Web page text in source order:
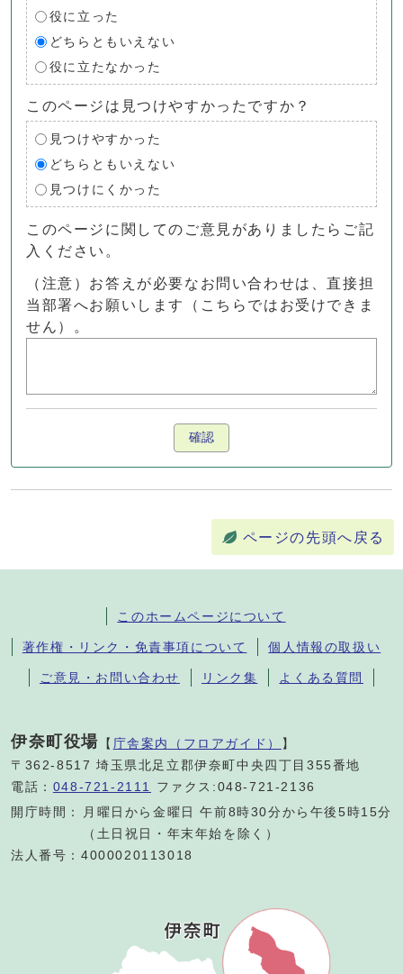
役に立った
どちらともいえない
役に立たなかった
このページは見つけやすかったですか？
見つけやすかった
どちらともいえない
見つけにくかった
このページに関してのご意見がありましたらご記
入ください。
（注意）お答えが必要なお問い合わせは、直接担
当部署へお願いします（こちらではお受けできま
せん）。
確認
ページの先頭へ戻る
このホームページについて
著作権・リンク・免責事項について 個人情報の取扱い
ご意見・お問い合わせ リンク集 よくある質問
伊奈町役場 【 庁舎案内（フロアガイド） 】
〒362-8517 埼玉県北足立郡伊奈町中央四丁目355番地
電話： 048-721-2111
ファクス:048-721-2136
開庁時間：
月曜日から金曜日 午前8時30分から午後5時15分
（土日祝日・年末年始を除く）
法人番号：4000020113018